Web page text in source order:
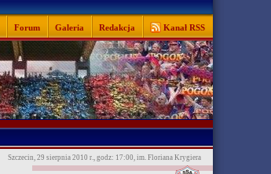
Forum Galeria Redakcja Kanał RSS
Szczecin, 29 sierpnia 2010 r., godz: 17:00, im. Floriana Krygiera